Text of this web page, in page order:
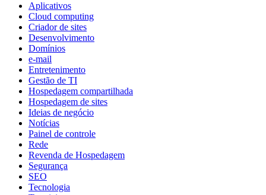
Aplicativos
Cloud computing
Criador de sites
Desenvolvimento
Domínios
e-mail
Entretenimento
Gestão de TI
Hospedagem compartilhada
Hospedagem de sites
Ideias de negócio
Notícias
Painel de controle
Rede
Revenda de Hospedagem
Segurança
SEO
Tecnologia